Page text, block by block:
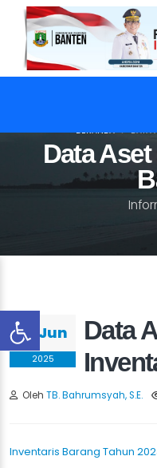
Data
BERANDA DATA
03 Jun
2025
Data
Oleh TB. Bahrumsyah, S.E.
Inventaris Barang Tahun